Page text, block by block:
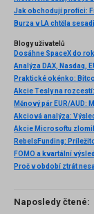
Blogy uživatelů
Dosáhne SpaceX do
Akcie Tesly na
Měnový pár EUR/AUD:
RebelsFunding:
FOMO a kvartální
Proč v období ztrát
Naposledy čtené: